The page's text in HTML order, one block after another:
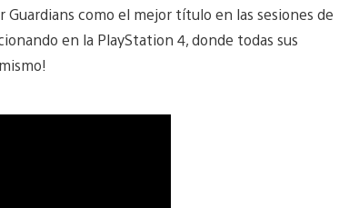
como el mejor título en las sesiones de
en la PlayStation 4, donde todas sus